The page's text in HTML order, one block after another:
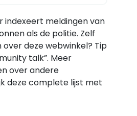
indexeert meldingen van
als de politie. Zelf
deze webwinkel? Tip
talk”. Meer
over andere
deze complete lijst met